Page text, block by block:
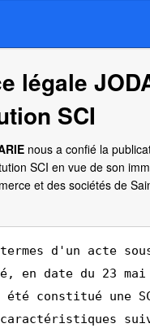
légale
SCI
nous a confié la
SCI en vue de son
et des sociétés de
d'un acte
en date du 23 mai
constitué une